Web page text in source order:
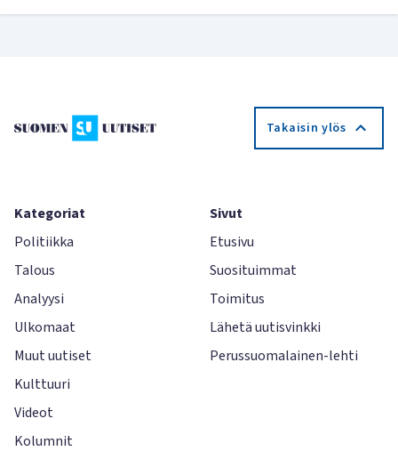
Takaisin ylös
Kategoriat
Politiikka
Talous
Analyysi
Ulkomaat
Muut uutiset
Kulttuuri
Videot
Kolumnit
Sivut
Etusivu
Suosituimmat
Toimitus
Lähetä uutisvinkki
Perussuomalainen-lehti